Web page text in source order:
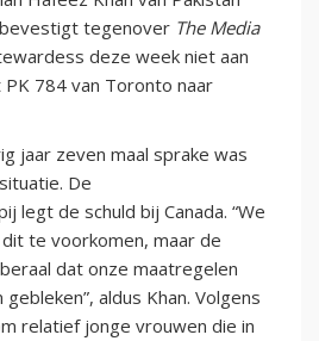
tegenover The Media
deze week niet aan
784 van Toronto naar
jaar zeven maal sprake was
De
legt de schuld bij Canada. “We
te voorkomen, maar de
dat onze maatregelen
aldus Khan. Volgens
relatief jonge vrouwen die in